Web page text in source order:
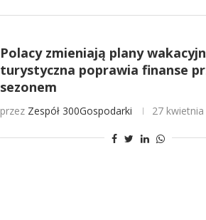
Polacy zmieniają plany
turystyczna poprawia finanse
sezonem
przez Zespół 300Gospodarki 27